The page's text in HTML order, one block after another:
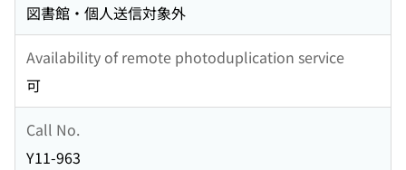
図書館・個人送信対象外
Availability of remote photoduplication service
可
Call No.
Y11-963